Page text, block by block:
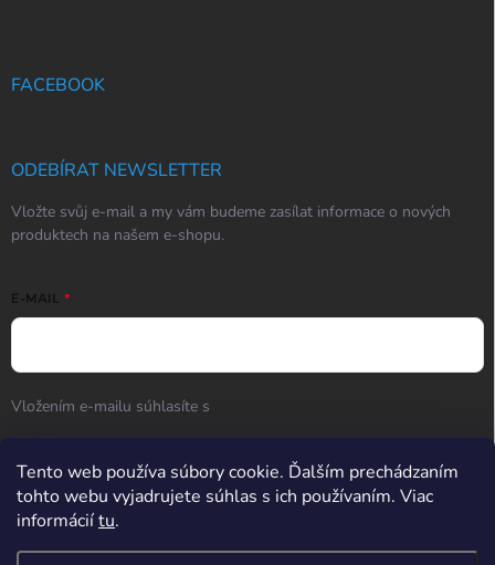
Tento web používa súbory cookie. Ďalším prechádzaním
tohto webu vyjadrujete súhlas s ich používaním. Viac
informáciítu.
FACEBOOK
ODEBÍRAT NEWSLETTER
Vložte svůj e-mail a my vám budeme zasílat informace o nových
produktech na našem e-shopu.
E-MAIL
Vložením e-mailu súhlasíte s
Přihlásit se
Hodnotenie obchodu